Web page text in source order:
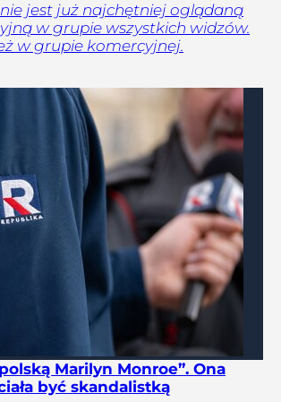
jest już najchętniej oglądaną
w grupie wszystkich widzów.
w grupie komercyjnej.
Marilyn Monroe”. Ona
być skandalistką